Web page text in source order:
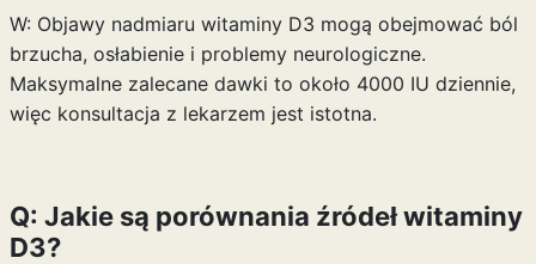
W: Objawy nadmiaru witaminy D3 mogą obejmować ból
brzucha, osłabienie i problemy neurologiczne.
Maksymalne zalecane dawki to około 4000 IU dziennie,
więc konsultacja z lekarzem jest istotna.
Q: Jakie są porównania źródeł witaminy
D3?